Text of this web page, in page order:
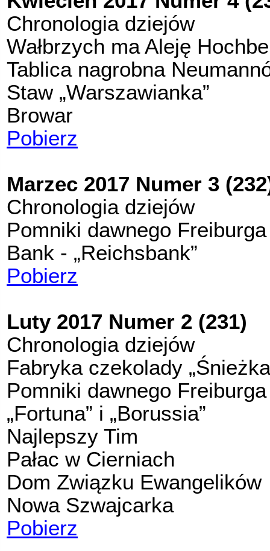
Chronologia dziejów
Wałbrzych ma Aleję
Tablica nagrobna
Staw „Warszawianka”
Browar
Pobierz
Marzec 2017 Numer 3
Chronologia dziejów
Pomniki dawnego
Bank - „Reichsbank”
Pobierz
Luty 2017 Numer 2 (231)
Chronologia dziejów
Fabryka czekolady
Pomniki dawnego
„Fortuna” i „Borussia”
Najlepszy Tim
Pałac w Cierniach
Dom Związku Ewangelików
Nowa Szwajcarka
Pobierz